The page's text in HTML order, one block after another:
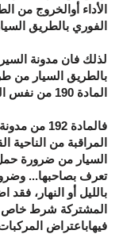
الأداء أوالخروج من
الفوري بالطريق
بالطريق السيار من
المادة 190 من نفس المدونة.
فالمادة
المراقبة من الناحية
السيار من ضرورة
تعرف بصاحبها...
بالليل أو النهار،
المشتركة شرط خاص
فيهاباعتراض